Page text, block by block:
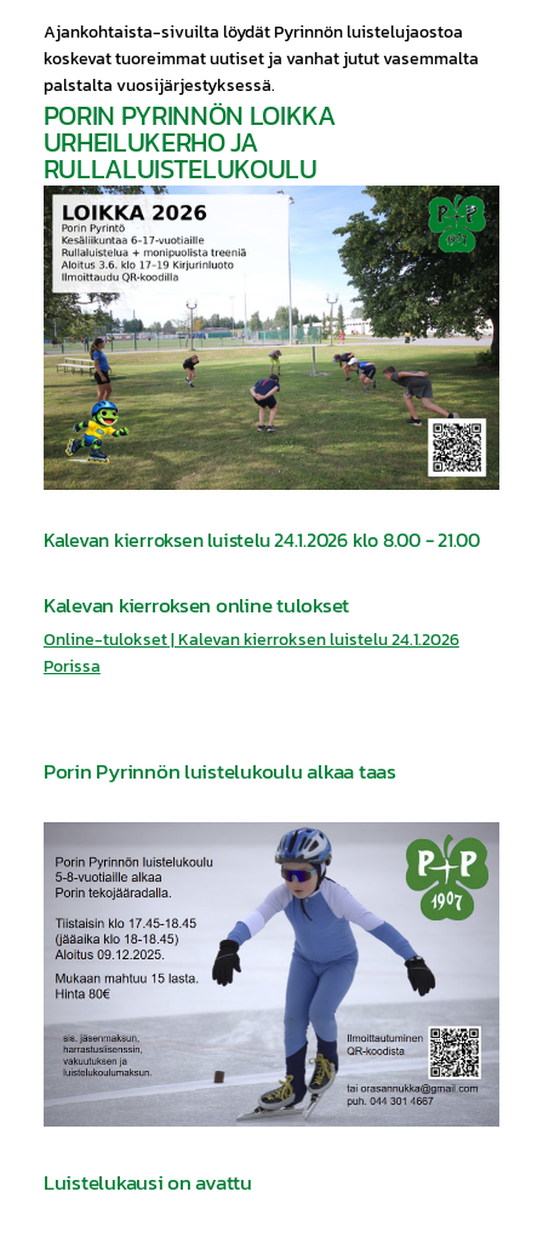
Ajankohtaista-sivuilta löydät Pyrinnön luistelujaostoa
koskevat tuoreimmat uutiset ja vanhat jutut vasemmalta
palstalta vuosijärjestyksessä.
PORIN PYRINNÖN LOIKKA
URHEILUKERHO JA
RULLALUISTELUKOULU
Kalevan kierroksen luistelu 24.1.2026 klo 8.00 - 21.00
Kalevan kierroksen online tulokset
Online-tulokset | Kalevan kierroksen luistelu 24.1.2026
Porissa
Porin Pyrinnön luistelukoulu alkaa taas
Luistelukausi on avattu